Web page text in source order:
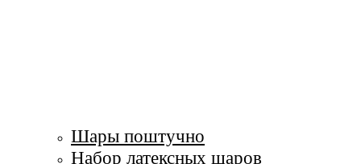
Шары поштучно
Набор латексных шаров